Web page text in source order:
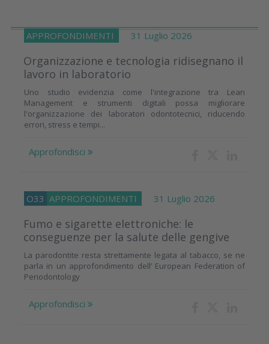
APPROFONDIMENTI 31 Luglio 2026
Organizzazione e tecnologia ridisegnano il
lavoro in laboratorio
Uno studio evidenzia come l'integrazione tra Lean
Management e strumenti digitali possa migliorare
l'organizzazione dei laboratori odontotecnici, riducendo
errori, stress e tempi...
Approfondisci
O33 APPROFONDIMENTI 31 Luglio 2026
Fumo e sigarette elettroniche: le
conseguenze per la salute delle gengive
La parodontite resta strettamente legata al tabacco, se ne
parla in un approfondimento dell’ European Federation of
Periodontology
Approfondisci